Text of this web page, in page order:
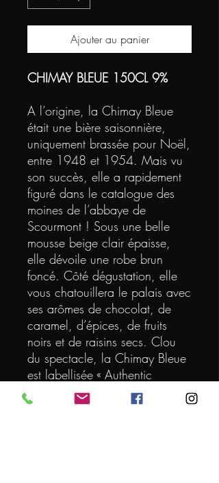
Ajouter au panier
CHIMAY BLEUE 150CL 9%
A l’origine, la Chimay Bleue
était une bière saisonnière,
uniquement brassée pour Noël,
entre 1948 et 1954. Mais vu
son succès, elle a rapidement
figuré dans le catalogue des
moines de l’abbaye de
Scourmont ! Sous une belle
mousse beige clair épaisse,
elle dévoile une robe brun
foncé. Côté dégustation, elle
vous chatouillera le palais avec
ses arômes de chocolat, de
caramel, d’épices, de fruits
noirs et de raisins secs. Clou
du spectacle, la Chimay Bleue
est labellisée « Authentic
Trappist Product », un label
rarissime garantissant son